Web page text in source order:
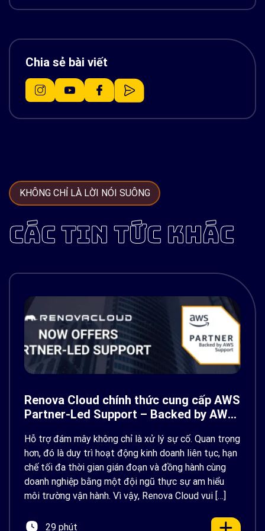
Chia sẻ bài viết
KHÔNG CHỈ LÀ LỜI NÓI SUÔNG
CÁC TIN TỨC KHÁC
Renova Cloud chính thức cung cấp AWS
Partner-Led Support – Backed by AWS
Hỗ trợ đám mây không chỉ là xử lý sự cố. Quan trọng
hơn, đó là duy trì hoạt động kinh doanh liên tục, hạn
chế tối đa thời gian gián đoạn và đồng hành cùng
doanh nghiệp bằng một đội ngũ thực sự am hiểu
môi trường vận hành. Vì vậy, Renova Cloud vui […]
29 phút